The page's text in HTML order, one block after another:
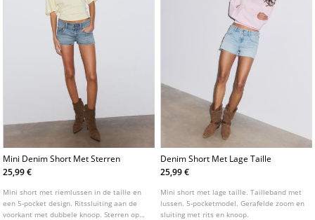
Mini Denim Short Met Sterren
25,99 €
Mini short met riemlussen in de taille en
een 5-pocket design. Ritssluiting aan de
voorkant met dubbele knoop. Sterren op
Denim Short Met Lage Taille
25,99 €
Mini short met lage taille. Tailleband met
lussen. 5-pocketmodel. Gerafelde zoom en
sluiting met rits en knoop.